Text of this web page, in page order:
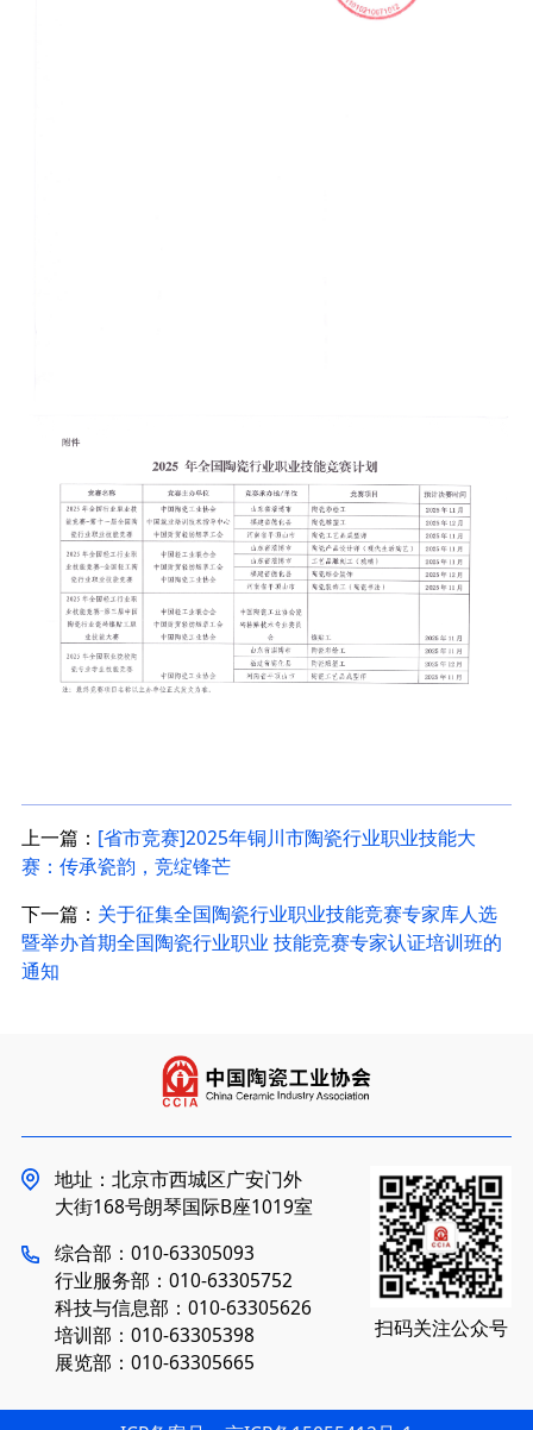
上一篇： [省市竞赛]2025年铜川市陶瓷行业职业技能大
赛：传承瓷韵，竞绽锋芒
下一篇： 关于征集全国陶瓷行业职业技能竞赛专家库人选
暨举办首期全国陶瓷行业职业 技能竞赛专家认证培训班的
通知
地址：北京市西城区广安门外
大街168号朗琴国际B座1019室
综合部：010-63305093
行业服务部：010-63305752
科技与信息部：010-63305626
培训部：010-63305398
展览部：010-63305665
扫码关注公众号